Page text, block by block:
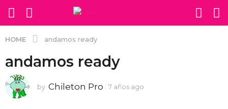
HOME andamos ready
andamos ready
by Chileton Pro 7 años ago